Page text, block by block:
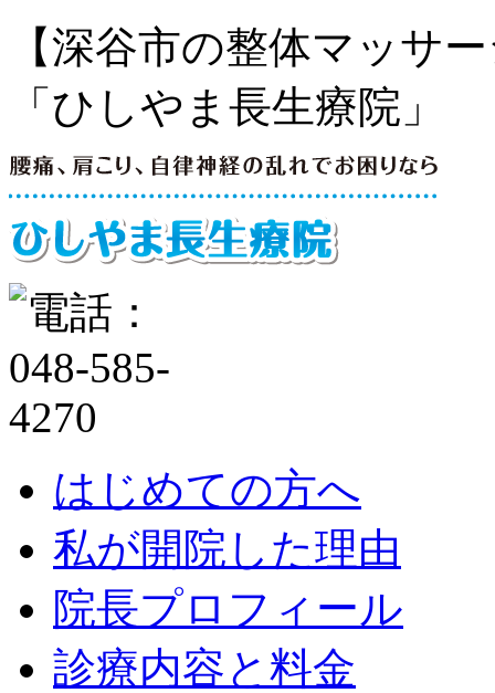
【深谷市の整体マッサ
「ひしやま長生療院」
はじめての方へ
私が開院した理由
院長プロフィール
診療内容と料金